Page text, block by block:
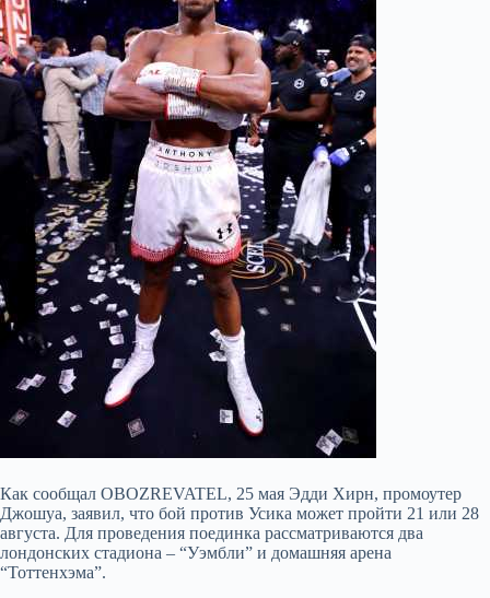
Как сообщал OBOZREVATEL, 25 мая Эдди Хирн, промоутер
Джошуа, заявил, что бой против Усика может пройти 21 или 28
августа. Для проведения поединка рассматриваются два
лондонских стадиона – “Уэмбли” и домашняя арена
“Тоттенхэма”.